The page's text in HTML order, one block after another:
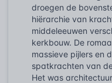
droegen de
hiërarchie van
middeleeuwen
kerkbouw. De
massieve pijlers en
spatkrachten van
Het was